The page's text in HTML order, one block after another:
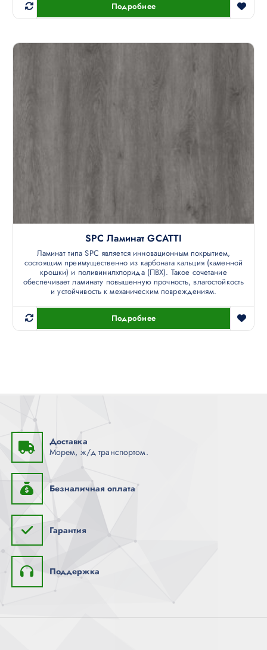
Подробнее
SPC Ламинат GCATTI
Ламинат типа SPC является инновационным покрытием,
состоящим преимущественно из карбоната кальция (каменной
крошки) и поливинилхлорида (ПВХ). Такое сочетание
обеспечивает ламинату повышенную прочность, влагостойкость
и устойчивость к механическим повреждениям.
Подробнее
Доставка
Морем, ж/д транспортом.
Безналичная оплата
Гарантия
Поддержка